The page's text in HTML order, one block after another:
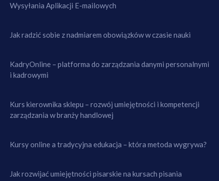
Wysyłania Aplikacji E-mailowych
Jak radzić sobie z nadmiarem obowiązków w czasie nauki
KadryOnline – platforma do zarządzania danymi personalnymi
i kadrowymi
Kurs kierownika sklepu – rozwój umiejętności i kompetencji
zarządzania w branży handlowej
Kursy online a tradycyjna edukacja – która metoda wygrywa?
Jak rozwijać umiejętności pisarskie na kursach pisania